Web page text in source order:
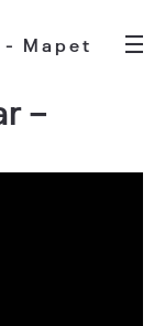
Mapet
–